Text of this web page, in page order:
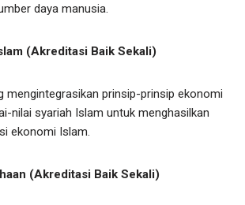
daya manusia.
(Akreditasi Baik Sekali)
mengintegrasikan prinsip-prinsip ekonomi
nilai syariah Islam untuk menghasilkan
ekonomi Islam.
(Akreditasi Baik Sekali)